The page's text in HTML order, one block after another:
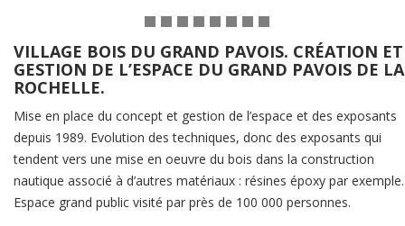
VILLAGE BOIS DU GRAND PAVOIS. CRÉATION ET
GESTION DE L’ESPACE DU GRAND PAVOIS DE LA
ROCHELLE.
Mise en place du concept et gestion de l’espace et des exposants
depuis 1989. Evolution des techniques, donc des exposants qui
tendent vers une mise en oeuvre du bois dans la construction
nautique associé à d’autres matériaux : résines époxy par exemple.
Espace grand public visité par près de 100 000 personnes.